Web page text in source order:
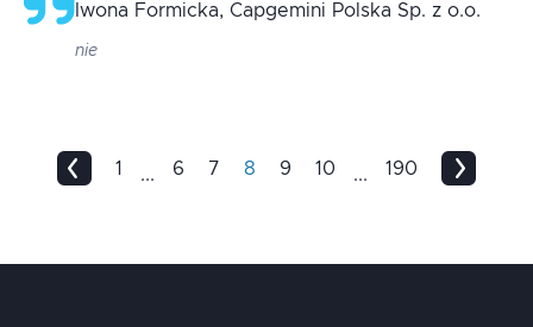
Iwona Formicka, Capgemini Polska Sp. z o.o.
nie
1 ... 6 7 8 9 10 ... 190